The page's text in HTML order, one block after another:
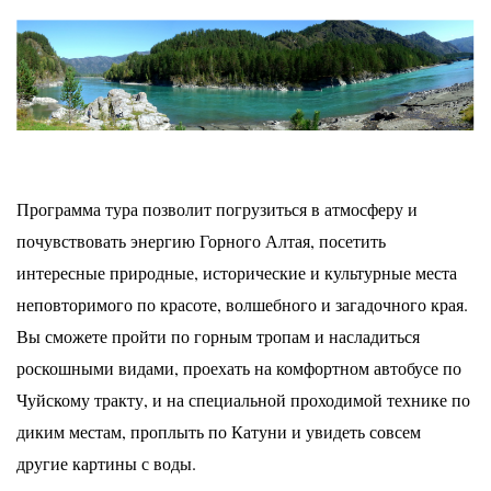
Программа тура позволит погрузиться в атмосферу и
почувствовать энергию Горного Алтая, посетить
интересные природные, исторические и культурные места
неповторимого по красоте, волшебного и загадочного края.
Вы сможете пройти по горным тропам и насладиться
роскошными видами, проехать на комфортном автобусе по
Чуйскому тракту, и на специальной проходимой техникепо
диким местам, проплыть по Катуни и увидеть совсем
другие картины с воды.